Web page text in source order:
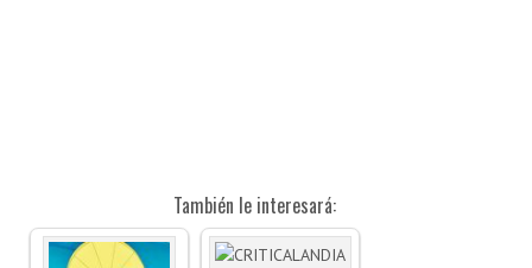
También le interesará: